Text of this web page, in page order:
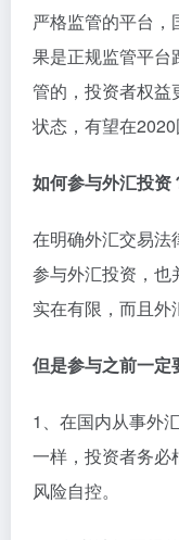
严格监管的平台
果是正规监管平台
管的，投资者权益
状态，有望在2020
如何参与外汇投资
在明确外汇交易法
参与外汇投资，也
实在有限，而且外
但是参与之前一定
1、在国内从事外
一样，投资者务必
风险自控。